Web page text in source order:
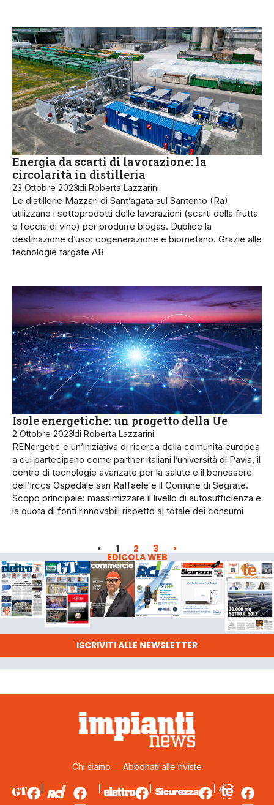
Energia da scarti di lavorazione: la
circolarità in distilleria
23 Ottobre 2023di Roberta Lazzarini
Le distillerie Mazzari di Sant’agata sul Santerno (Ra)
utilizzano i sottoprodotti delle lavorazioni (scarti della frutta
e feccia di vino) per produrre biogas. Duplice la
destinazione d’uso: cogenerazione e biometano. Grazie alle
tecnologie targate AB
Isole energetiche: un progetto della Ue
2 Ottobre 2023di Roberta Lazzarini
RENergetic è un’iniziativa di ricerca della comunità europea
a cui partecipano come partner italiani l’università di Pavia, il
centro di tecnologie avanzate per la salute e il benessere
dell’Irccs Ospedale san Raffaele e il Comune di Segrate.
Scopo principale: massimizzare il livello di autosufficienza e
la quota di fonti rinnovabili rispetto al totale dei consumi
< 1 2 3 >
EDICOLA WEB
ISCRIVITI ALLE NEWSLETTER
Chi siamo Abbonati alle riviste